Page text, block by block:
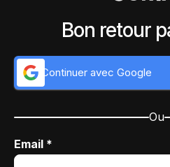
Bon retour
Continuer avec Google
Ou
Email *